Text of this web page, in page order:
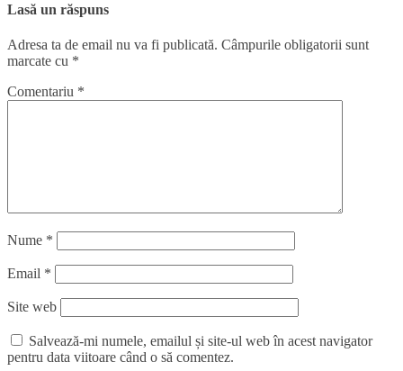
Lasă un răspuns
Adresa ta de email nu va fi publicată. Câmpurile obligatorii sunt
marcate cu *
Comentariu *
Nume *
Email *
Site web
Salvează-mi numele, emailul și site-ul web în acest navigator
pentru data viitoare când o să comentez.